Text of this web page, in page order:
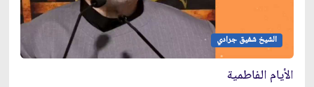
الشيخ شفيق جرادي
الأيام الفاطمية